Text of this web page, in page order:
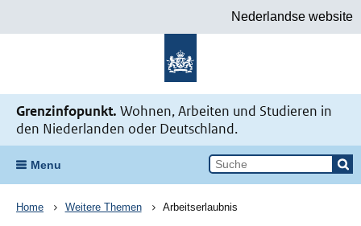
Nederlandse website
Grenzinfopunkt. Wohnen, Arbeiten und Studieren in
den Niederlanden oder Deutschland.
Menu
Breadcrum
Home Weitere Themen Arbeitserlaubnis